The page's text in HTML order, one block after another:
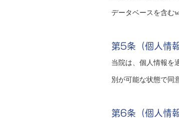
データベースを含む
第5条（個人情
当院は、個人情報を
別が可能な状態で同
第6条（個人情